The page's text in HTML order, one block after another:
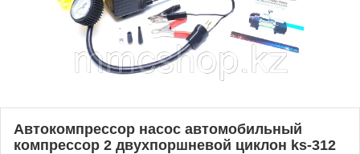
Автокомпрессор насос автомобильный
компрессор 2 двухпоршневой циклон ks-312